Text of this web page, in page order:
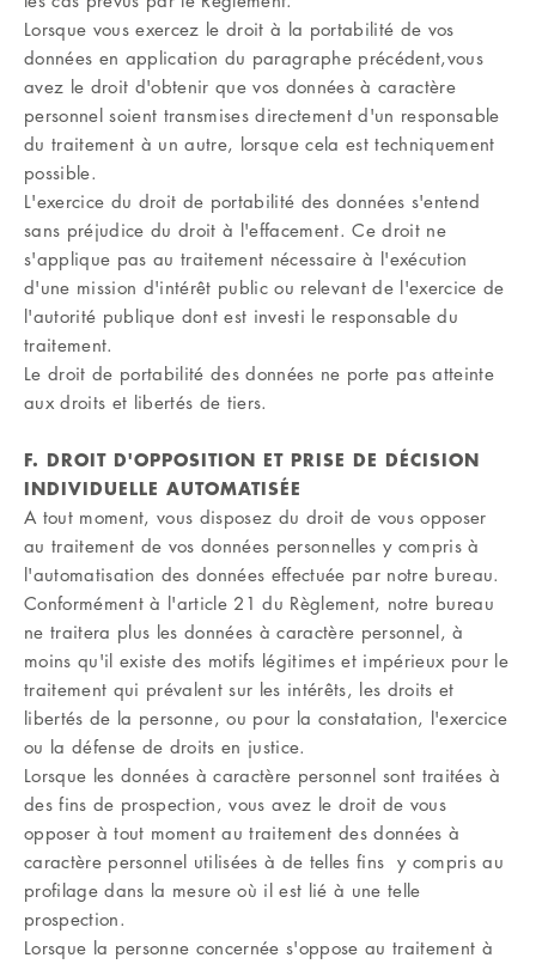
Lorsque vous exercez le droit à la portabilité de vos
données en application du paragraphe précédent,vous
avez le droit d'obtenir que vos données à caractère
personnel soient transmises directement d'un responsable
du traitement à un autre, lorsque cela est techniquement
possible.
L'exercice du droit de portabilité des données s'entend
sans préjudice du droit à l'effacement. Ce droit ne
s'applique pas au traitement nécessaire à l'exécution
d'une mission d'intérêt public ou relevant de l'exercice de
l'autorité publique dont est investi le responsable du
traitement.
Le droit de portabilité des données ne porte pas atteinte
aux droits et libertés de tiers.
F. DROIT D'OPPOSITION ET PRISE DE DÉCISION
INDIVIDUELLE AUTOMATISÉE
A tout moment, vous disposez du droit de vous opposer
au traitement de vos données personnelles y compris à
l'automatisation des données effectuée par notre bureau.
Conformément à l'article 21 du Règlement, notre bureau
ne traitera plus les données à caractère personnel, à
moins qu'il existe des motifs légitimes et impérieux pour le
traitement qui prévalent sur les intérêts, les droits et
libertés de la personne, ou pour la constatation, l'exercice
ou la défense de droits en justice.
Lorsque les données à caractère personnel sont traitées à
des fins de prospection, vous avez le droit de vous
opposer à tout moment au traitement des données à
caractère personnel utilisées à de telles fins y compris au
profilage dans la mesure où il est lié à une telle
prospection.
Lorsque la personne concernée s'oppose au traitement à